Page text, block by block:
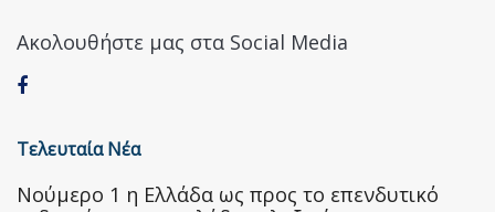
Ακολουθήστε μας στα Social Media
Τελευταία Νέα
Nούμερο 1 η Ελλάδα ως προς το επενδυτικό